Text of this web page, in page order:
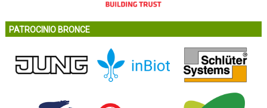
PATROCINIO BRONCE